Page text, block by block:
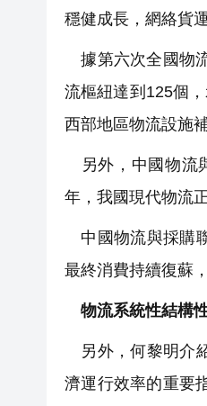
穩健成長，網絡貨
據第六次全國物
流樞紐達到125個
西部地區物流設施
另外，中國物流
年，我國現代物流
中國物流與採購
最終消費持續復蘇
物流系統性結構
另外，何黎明介
濟運行效率的重要